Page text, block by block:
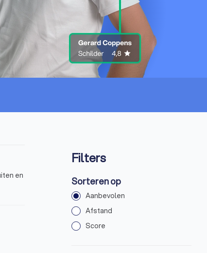
en
Filters
Sorteren op
Aanbevolen
Afstand
Score